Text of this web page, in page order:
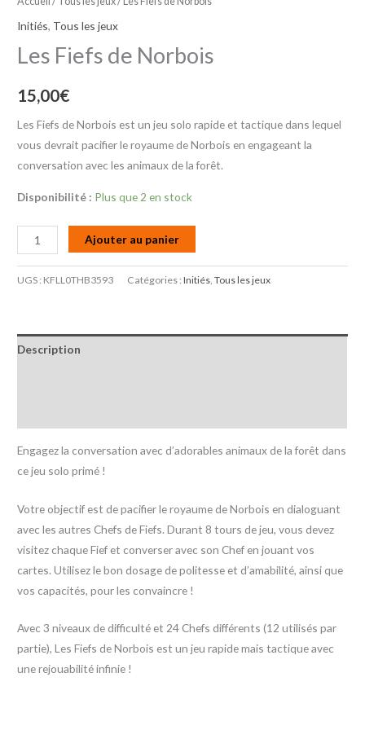
Initiés, Tous les jeux
Les Fiefs de Norbois
15,00€
Les Fiefs de Norbois est un jeu solo rapide et tactique dans lequel
vous devrait pacifier le royaume de Norbois en engageant la
conversation avec les animaux de la forêt.
Disponibilité : Plus que 2 en stock
Ajouter au panier
UGS : KFLL0THB3593 Catégories :Initiés,Tous les jeux
Description
Engagez la conversation avec d’adorables animaux de la forêt dans
ce jeu solo primé !
Votre objectif est de pacifier le royaume de Norbois en dialoguant
avec les autres Chefs de Fiefs. Durant 8 tours de jeu, vous devez
visitez chaque Fief et converser avec son Chef en jouant vos
cartes. Utilisez le bon dosage de politesse et d’amabilité, ainsi que
vos capacités, pour les convaincre !
Avec 3 niveaux de difficulté et 24 Chefs différents (12 utilisés par
partie), Les Fiefs de Norbois est un jeu rapide mais tactique avec
une rejouabilité infinie !